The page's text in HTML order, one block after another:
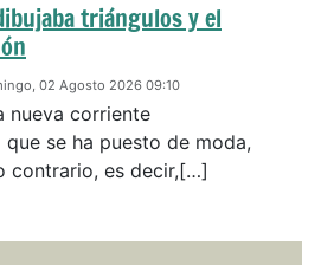
triángulos y el
02 Agosto 2026 09:10
nueva corriente
se ha puesto de moda,
contrario, es decir,[…]